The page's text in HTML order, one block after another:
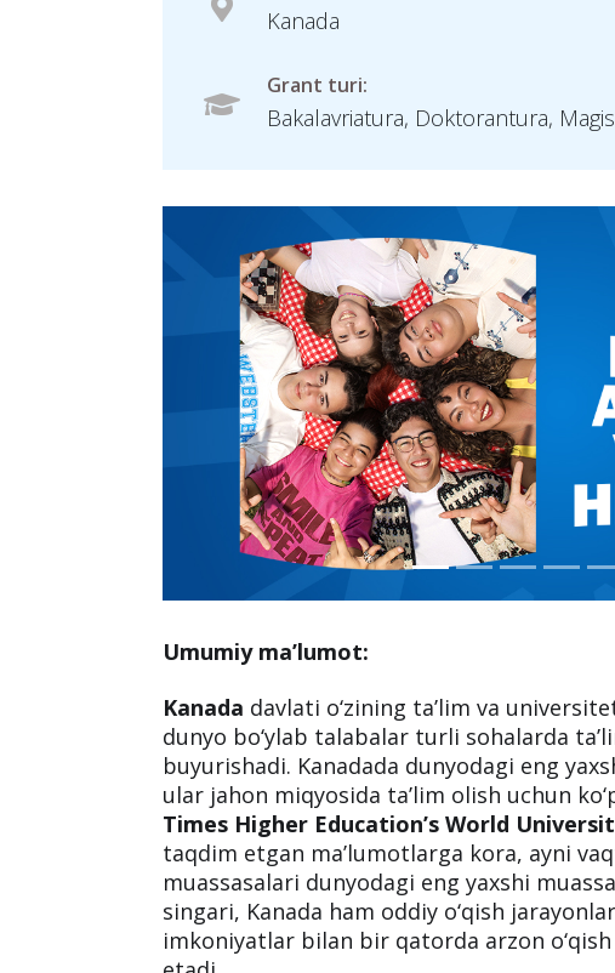
Kanada
Grant turi:
Bakalavriatura, Doktorantura,
Umumiy ma’lumot:
Kanada davlati o‘zining ta’lim va
dunyo bo‘ylab talabalar turli sohalarda
buyurishadi. Kanadada dunyodagi eng
ular jahon miqyosida ta’lim olish uchun
Times Higher Education’s World
taqdim etgan ma’lumotlarga kora, ayni
muassasalari dunyodagi eng yaxshi
singari, Kanada ham oddiy o‘qish
imkoniyatlar bilan bir qatorda arzon